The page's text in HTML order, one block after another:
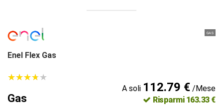
GAS
Enel Flex Gas
★★★★★
★★★★★
Gas
A soli 112.79 €/Mese
Risparmi 163.33 €